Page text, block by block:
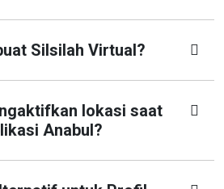
Silsilah Virtual?
lokasi saat
Anabul?